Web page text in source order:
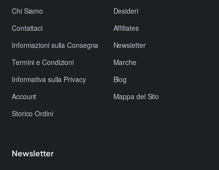
​Chi Siamo
Contattaci
​Informazioni sulla Consegna
​Termini e Condizioni
​Informativa sulla Privacy
Account
Storico Ordini
Desideri
Affiliates
Newsletter
Marche
Blog
Mappa del Sito
Newsletter